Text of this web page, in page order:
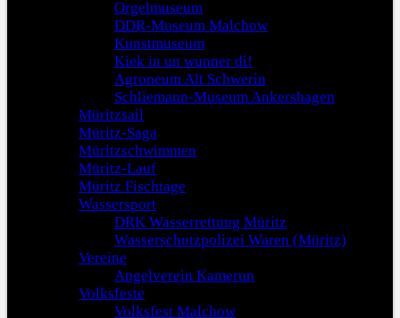
Orgelmuseum
DDR-Museum Malchow
Kunstmuseum
Kiek in un wunner di!
Agroneum Alt Schwerin
Schliemann-Museum Ankershagen
Müritzsail
Müritz-Saga
Müritzschwimmen
Müritz-Lauf
Müritz Fischtage
Wassersport
DRK Wasserrettung Müritz
Wasserschutzpolizei Waren (Müritz)
Vereine
Angelverein Kamerun
Volksfeste
Volksfest Malchow